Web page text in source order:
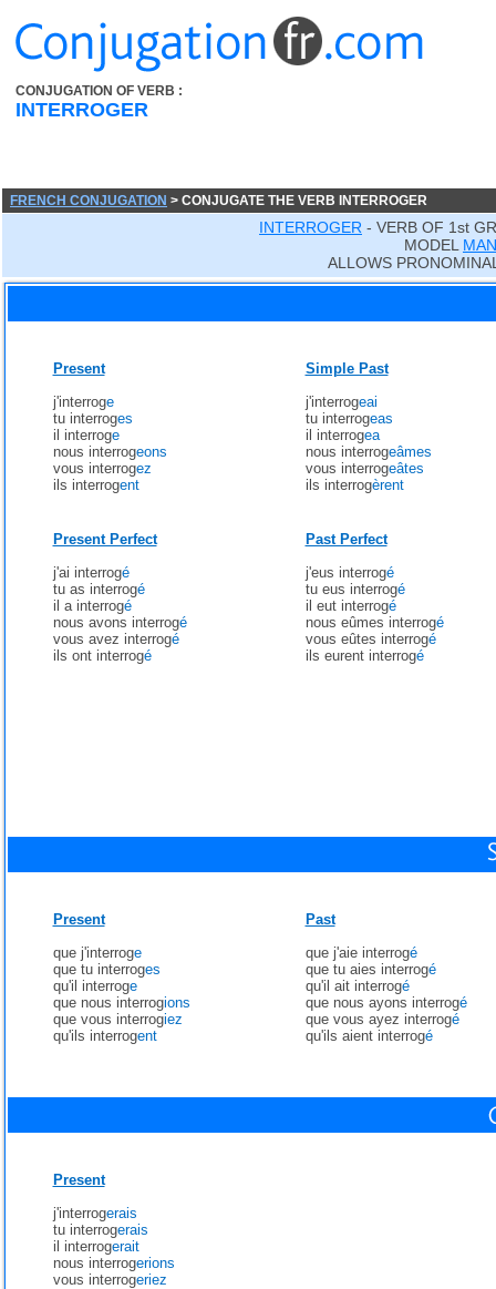
CONJUGATION OF VERB :
INTERROGER
FRENCH CONJUGATION > CONJUGATE THE VERB INTERROGER
INTERROGER - VERB OF 1st
MODEL
ALLOWS
Present
j'interroge
tu interroges
il interroge
nous interrogeons
vous interrogez
ils interrogent
Simple Past
j'interrogeai
tu interrogeas
il interrogea
nous interrogeâmes
vous interrogeâtes
ils interrogèrent
Present Perfect
j'ai interrogé
tu as interrogé
il a interrogé
nous avons interrogé
vous avez interrogé
ils ont interrogé
Past Perfect
j'eus interrogé
tu eus interrogé
il eut interrogé
nous eûmes interrogé
vous eûtes interrogé
ils eurent interrogé
Present
que j'interroge
que tu interroges
qu'il interroge
que nous interrogions
que vous interrogiez
qu'ils interrogent
Past
que j'aie interrogé
que tu aies interrogé
qu'il ait interrogé
que nous ayons interrogé
que vous ayez interrogé
qu'ils aient interrogé
Present
j'interrogerais
tu interrogerais
il interrogerait
nous interrogerions
vous interrogeriez